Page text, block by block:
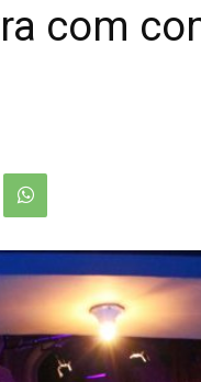
com